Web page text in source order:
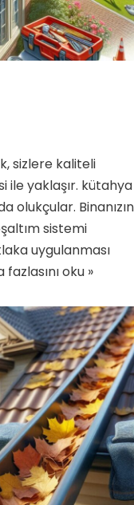
sizlere kaliteli
ile yaklaşır. kütahya
olukçular. Binanızın
sistemi
uygulanması
fazlasını oku »